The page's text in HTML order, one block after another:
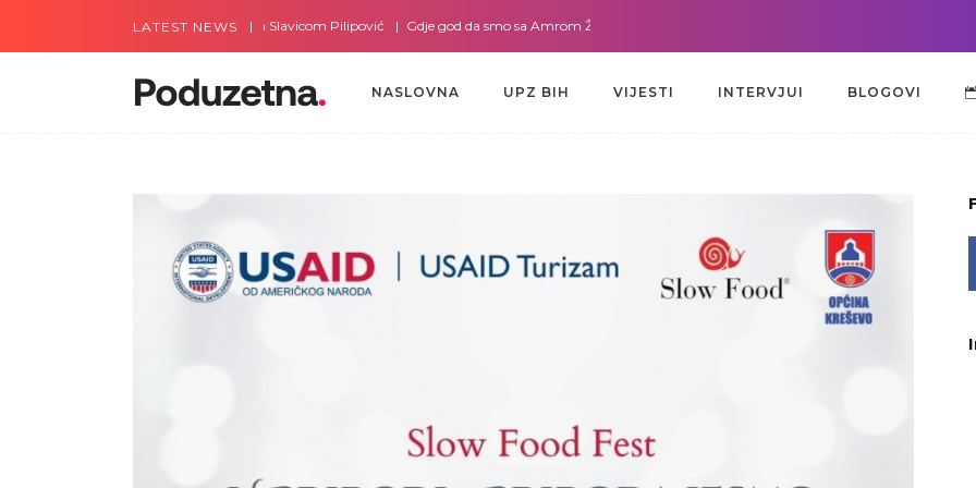
LATEST NEWS
Gdje god da smo sa Slavicom Pilipović Gdje god da smo sa Amrom Žužić-Bećirbegović
NASLOVNA UPZ BIH VIJESTI INTERVJUI BLOGOVI
NASLOVNA UPZ BIH